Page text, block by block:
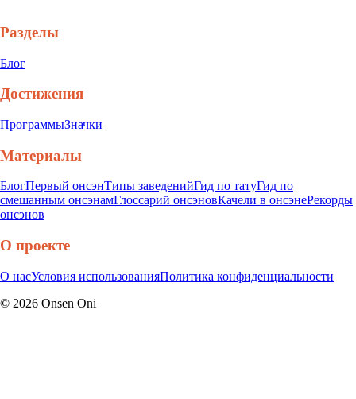
Разделы
Блог
Достижения
ПрограммыЗначки
Материалы
БлогПервый онсэнТипы заведенийГид по татуГид по
смешанным онсэнамГлоссарий онсэновКачели в онсэнеРекорды
онсэнов
О проекте
О насУсловия использованияПолитика конфиденциальности
© 2026 Onsen Oni